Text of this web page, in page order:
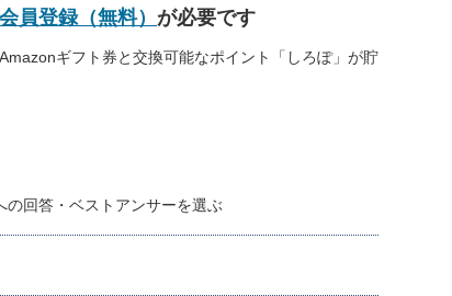
会員登録（無料） が必要です
ギフト券と交換可能なポイント「しろぽ」が貯
回答・ベストアンサーを選ぶ